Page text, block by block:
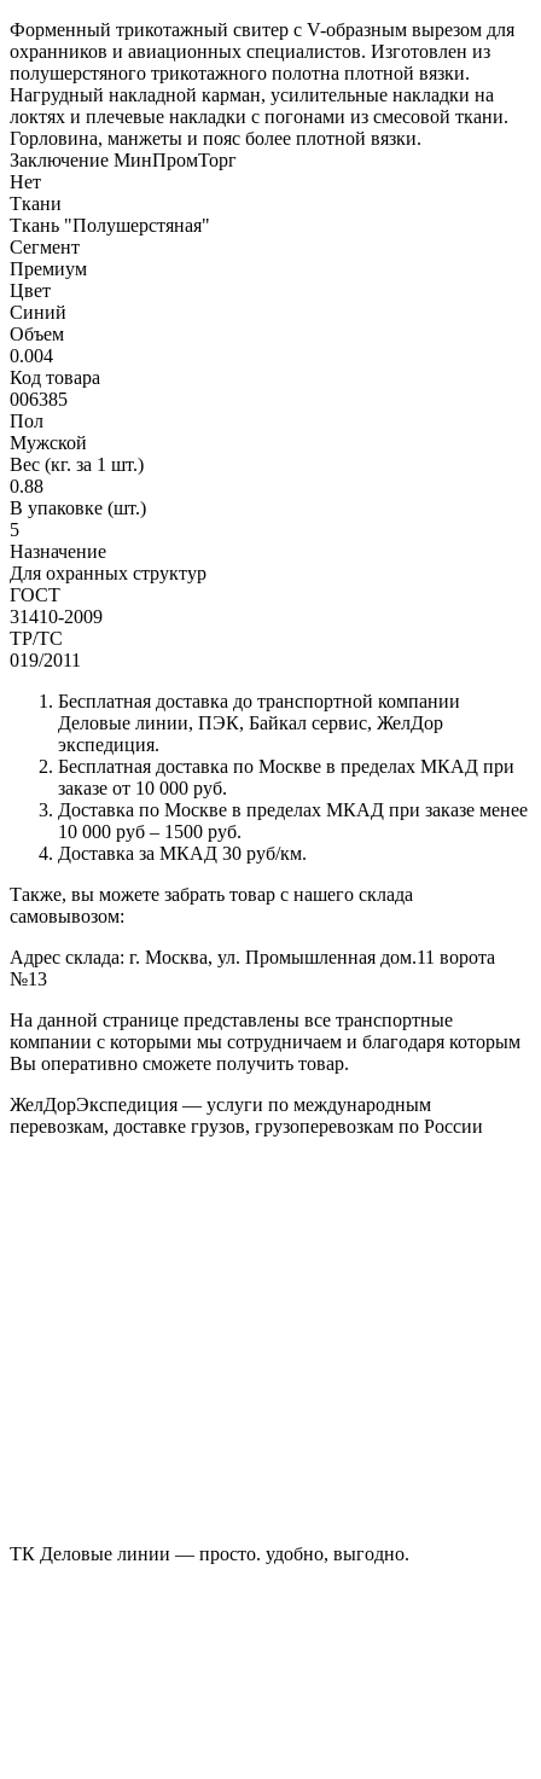
Форменный трикотажный свитер с V-образным вырезом для
охранников и авиационных специалистов. Изготовлен из
полушерстяного трикотажного полотна плотной вязки.
Нагрудный накладной карман, усилительные накладки на
локтях и плечевые накладки с погонами из смесовой ткани.
Горловина, манжеты и пояс более плотной вязки.
Заключение МинПромТорг
Нет
Ткани
Ткань "Полушерстяная"
Сегмент
Премиум
Цвет
Синий
Объем
0.004
Код товара
006385
Пол
Мужской
Вес (кг. за 1 шт.)
0.88
В упаковке (шт.)
5
Назначение
Для охранных структур
ГОСТ
31410-2009
ТР/ТС
019/2011
Бесплатная доставка до транспортной компании
Деловые линии, ПЭК, Байкал сервис, ЖелДор
экспедиция.
Бесплатная доставка по Москве в пределах МКАД при
заказе от 10 000 руб.
Доставка по Москве в пределах МКАД при заказе менее
10 000 руб – 1500 руб.
Доставка за МКАД 30 руб/км.
Также, вы можете забрать товар с нашего склада
самовывозом:
Адрес склада: г. Москва, ул. Промышленная дом.11 ворота
№13
На данной странице представлены все транспортные
компании с которыми мы сотрудничаем и благодаря которым
Вы оперативно сможете получить товар.
ЖелДорЭкспедиция — услуги по международным
перевозкам, доставке грузов, грузоперевозкам по России
ТК Деловые линии — просто. удобно, выгодно.